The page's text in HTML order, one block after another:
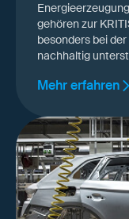
gehören zur
besonders bei
nachhaltig
Mehr erfahren